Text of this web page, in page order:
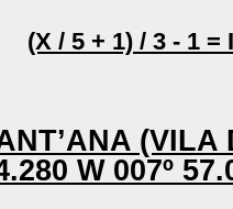
(X / 5 + 1) / 3 - 1 = I
(VILA
W 007º